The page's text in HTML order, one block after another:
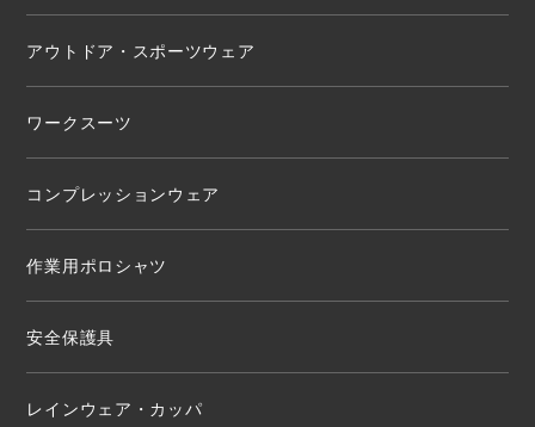
アウトドア・スポーツウェア
ワークスーツ
コンプレッションウェア
作業用ポロシャツ
安全保護具
レインウェア・カッパ